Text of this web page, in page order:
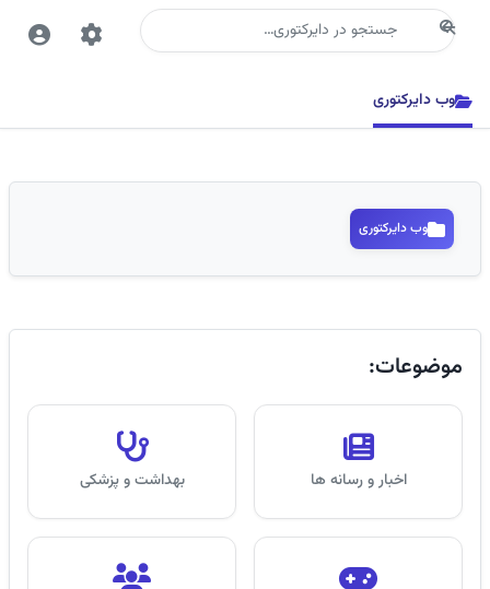
جستجو
وب دایرکتوری
وب دایرکتوری
موضوعات:
اخبار و رسانه ها بهداشت و پزشکی